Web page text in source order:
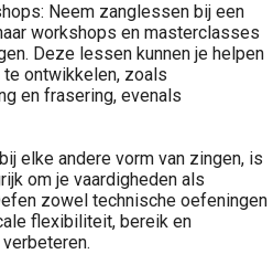
Neem zanglessen bij een
workshops en masterclasses
Deze lessen kunnen je helpen
ontwikkelen, zoals
en frasering, evenals
elke andere vorm van zingen, is
om je vaardigheden als
zowel technische oefeningen
flexibiliteit, bereik en